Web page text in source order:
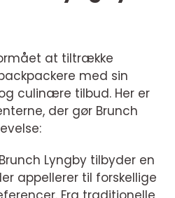
at tiltrække
med sin
culinære tilbud. Her er
der gør Brunch
Lyngby tilbyder en
appellerer til forskellige